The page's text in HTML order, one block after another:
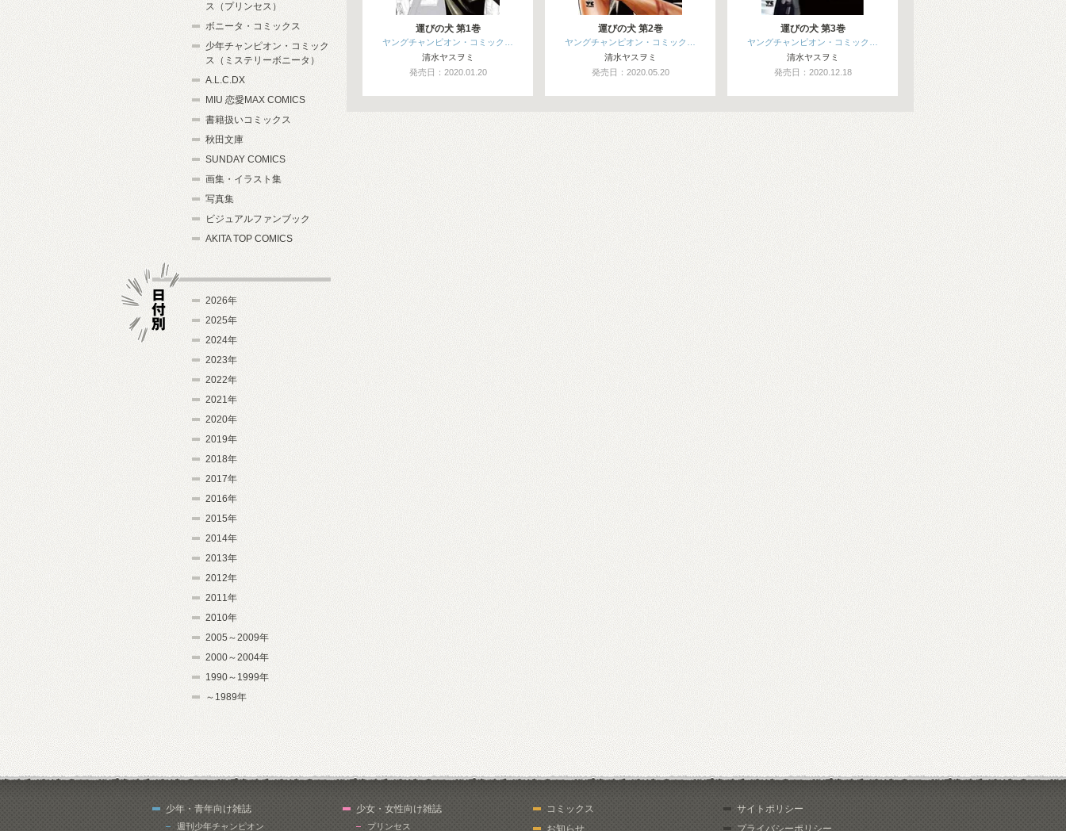
運びの犬 第1巻
ヤングチャンピオン・コミック…
清水ヤスヲミ
発売日：2020.01.20
運びの犬 第2巻
ヤングチャンピオン・コミック…
清水ヤスヲミ
発売日：2020.05.20
運びの犬 第3巻
ヤングチャンピオン・コミック…
清水ヤスヲミ
発売日：2020.12.18
ス（プリンセス）
ボニータ・コミックス
少年チャンピオン・コミック
ス（ミステリーボニータ）
A.L.C.DX
MIU 恋愛MAX COMICS
書籍扱いコミックス
秋田文庫
SUNDAY COMICS
画集・イラスト集
写真集
ビジュアルファンブック
AKITA TOP COMICS
2026年
2025年
2024年
2023年
2022年
2021年
2020年
2019年
2018年
2017年
2016年
2015年
2014年
2013年
2012年
2011年
2010年
2005～2009年
2000～2004年
1990～1999年
～1989年
少年・青年向け雑誌
週刊少年チャンピオン
少女・女性向け雑誌
プリンセス
コミックス
お知らせ
サイトポリシー
プライバシーポリシー